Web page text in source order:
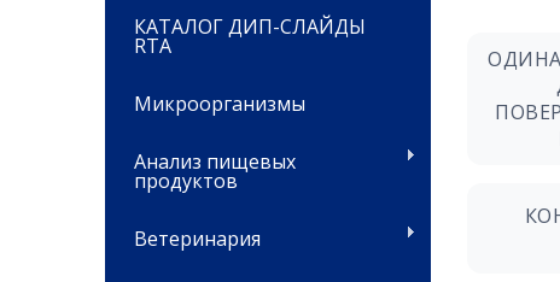
КАТАЛОГ ДИП-СЛАЙДЫ
RTA
Микроорганизмы
Анализ пищевых
продуктов
Ветеринария